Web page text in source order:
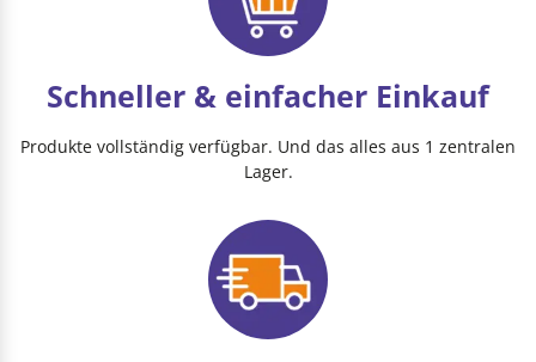
Schneller & einfacher Einkauf
Produkte vollständig verfügbar. Und das alles aus 1 zentralen
Lager.